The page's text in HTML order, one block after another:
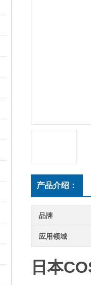
产品介绍：
品牌
应用领域
日本